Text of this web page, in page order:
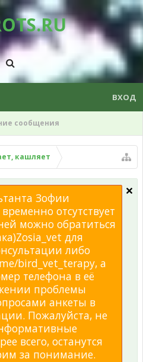
сообщения
ВХОД
кашляет
Зофии
отсутствует
можно обратиться
для
либо
bird_vet_terapy, а
телефона в её
проблемы
анкеты в
Пожалуйста, не
всего, останутся
за понимание.